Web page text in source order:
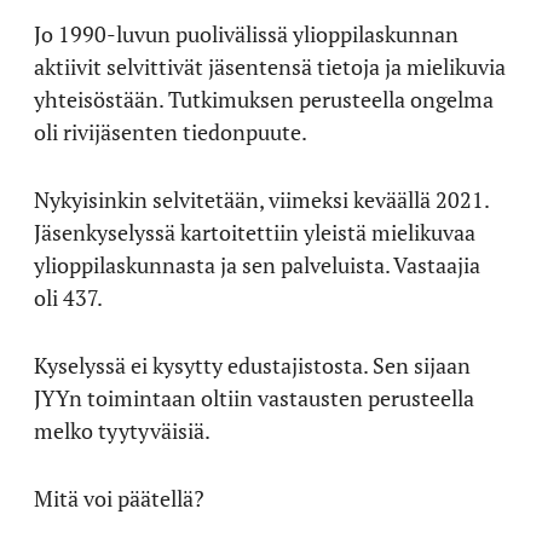
Jo 1990-luvun puolivälissä ylioppilaskunnan
aktiivit selvittivät jäsentensä tietoja ja mielikuvia
yhteisöstään. Tutkimuksen perusteella ongelma
oli rivijäsenten tiedonpuute.
Nykyisinkin selvitetään, viimeksi keväällä 2021.
Jäsenkyselyssä kartoitettiin yleistä mielikuvaa
ylioppilaskunnasta ja sen palveluista. Vastaajia
oli 437.
Kyselyssä ei kysytty edustajistosta. Sen sijaan
JYYn toimintaan oltiin vastausten perusteella
melko tyytyväisiä.
Mitä voi päätellä?